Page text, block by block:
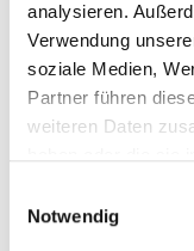
analysieren.
Verwendung
soziale Medien,
Partner führen
weiteren Daten
Notwendig
Frau Julia Kesmann
Telefon: +49 911
Telefax: +49 89
jk@hegerich-